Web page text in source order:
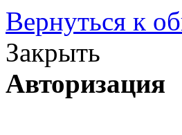
Вернуться к
Закрыть
Авторизация